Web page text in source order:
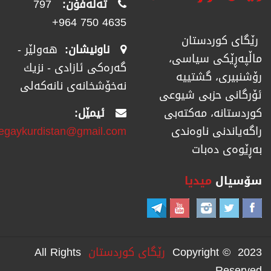
رێگای كوردستان
ماڵپەڕێكی سیاسی،
رۆشنبیری، گشتییە
ئۆرگانی حزبی شیوعی
كوردستانە، مەكتەبی
راگەیاندنی ناوەندی
بەڕێوەی دەبات
4635 750 964+
ناونیشان: هەولێر -
گەرەکی ئازادی - نزیك
نەخۆشخانەی نانەکەلی
ئیمێل:
سۆسیال میدیا
Copyright © 2023 رێگای كوردستان All Rights